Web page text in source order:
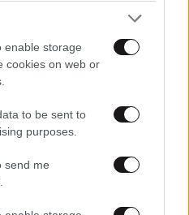
enable storage
cookies on web or
to be sent to
purposes.
send me
όλες τις ειδήσεις